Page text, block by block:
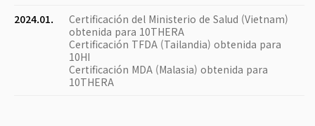
2024.01.
Certificación del Ministerio de Salud (Vietnam)
obtenida para 10THERA
Certificación TFDA (Tailandia) obtenida para
10HI
Certificación MDA (Malasia) obtenida para
10THERA